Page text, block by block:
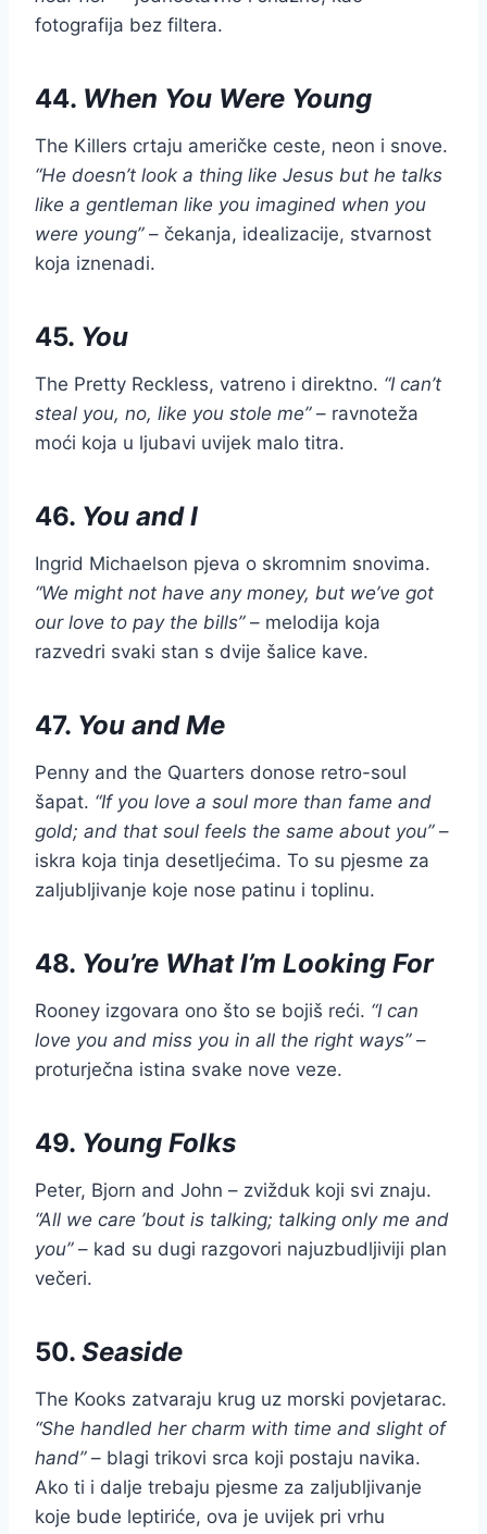
fotografija bez filtera.
44. When You Were Young
The Killers crtaju američke ceste, neon i snove.
“He doesn’t look a thing like Jesus but he talks
like a gentleman like you imagined when you
were young”– čekanja, idealizacije, stvarnost
koja iznenadi.
45. You
The Pretty Reckless, vatreno i direktno. “I can’t
steal you, no, like you stole me”– ravnoteža
moći koja u ljubavi uvijek malo titra.
46. You and I
Ingrid Michaelson pjeva o skromnim snovima.
“We might not have any money, but we’ve got
our love to pay the bills”– melodija koja
razvedri svaki stan s dvije šalice kave.
47. You and Me
Penny and the Quarters donose retro-soul
šapat. “If you love a soul more than fame and
gold; and that soul feels the same about you”–
iskra koja tinja desetljećima. To su pjesme za
zaljubljivanje koje nose patinu i toplinu.
48. You’re What I’m Looking For
Rooney izgovara ono što se bojiš reći. “I can
love you and miss you in all the right ways”–
proturječna istina svake nove veze.
49. Young Folks
Peter, Bjorn and John – zvižduk koji svi znaju.
“All we care ’bout is talking; talking only me and
you”– kad su dugi razgovori najuzbudljiviji plan
večeri.
50. Seaside
The Kooks zatvaraju krug uz morski povjetarac.
“She handled her charm with time and slight of
hand”– blagi trikovi srca koji postaju navika.
Ako ti i dalje trebaju pjesme za zaljubljivanje
koje bude leptiriće, ova je uvijek pri vrhu